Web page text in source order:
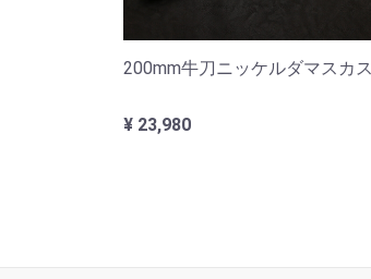
200mm牛刀ニッケルダマスカス
¥ 23,980